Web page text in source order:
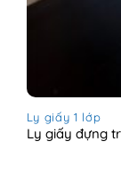
Ly giấy 1 lớp
Ly giấy đựng